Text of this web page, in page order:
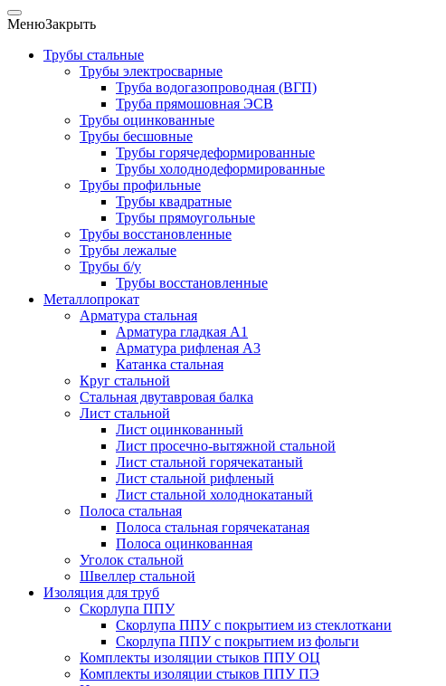
МенюЗакрыть
Трубы стальные
Трубы электросварные
Труба водогазопроводная (ВГП)
Труба прямошовная ЭСВ
Трубы оцинкованные
Трубы бесшовные
Трубы горячедеформированные
Трубы холоднодеформированные
Трубы профильные
Трубы квадратные
Трубы прямоугольные
Трубы восстановленные
Трубы лежалые
Трубы б/у
Трубы восстановленные
Металлопрокат
Арматура стальная
Арматура гладкая А1
Арматура рифленая А3
Катанка стальная
Круг стальной
Стальная двутавровая балка
Лист стальной
Лист оцинкованный
Лист просечно-вытяжной стальной
Лист стальной горячекатаный
Лист стальной рифленый
Лист стальной холоднокатаный
Полоса стальная
Полоса стальная горячекатаная
Полоса оцинкованная
Уголок стальной
Швеллер стальной
Изоляция для труб
Скорлупа ППУ
Скорлупа ППУ с покрытием из стеклоткани
Скорлупа ППУ с покрытием из фольги
Комплекты изоляции стыков ППУ ОЦ
Комплекты изоляции стыков ППУ ПЭ